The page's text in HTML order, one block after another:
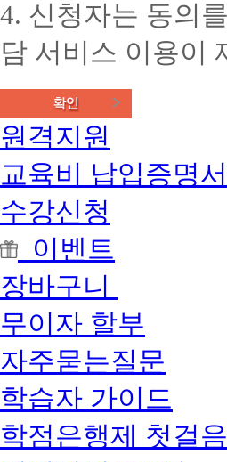
4. 신청자는 동의
담 서비스 이용이
원격지원
교육비 납입증명서
수강신청
이벤트
장바구니
무이자 할부
자주묻는질문
학습자 가이드
학점은행제 첫걸음